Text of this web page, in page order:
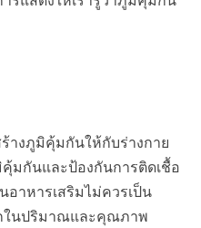
ร้างภูมิคุ้มกันให้กับร่างกาย
มกันและป้องกันการติดเชื้อ
อาหารเสริมไม่ควรเป็น
ในปริมาณและคุณภาพ